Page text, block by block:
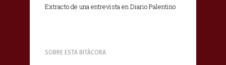
Extracto de una entrevista en Diario Palentino
SOBRE ESTA BITÁCORA